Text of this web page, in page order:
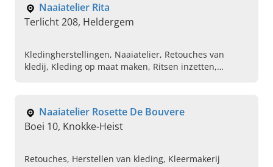
Naaiatelier Rita
Terlicht 208, Heldergem
Kledingherstellingen, Naaiatelier, Retouches van
kledij, Kleding op maat maken, Ritsen inzetten,
Naaiatelier Rosette De Bouvere
Boei 10, Knokke-Heist
Retouches, Herstellen van kleding, Kleermakerij